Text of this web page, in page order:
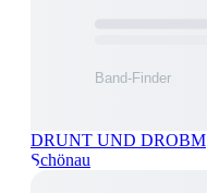
DRUNT UND DROBM
Schönau